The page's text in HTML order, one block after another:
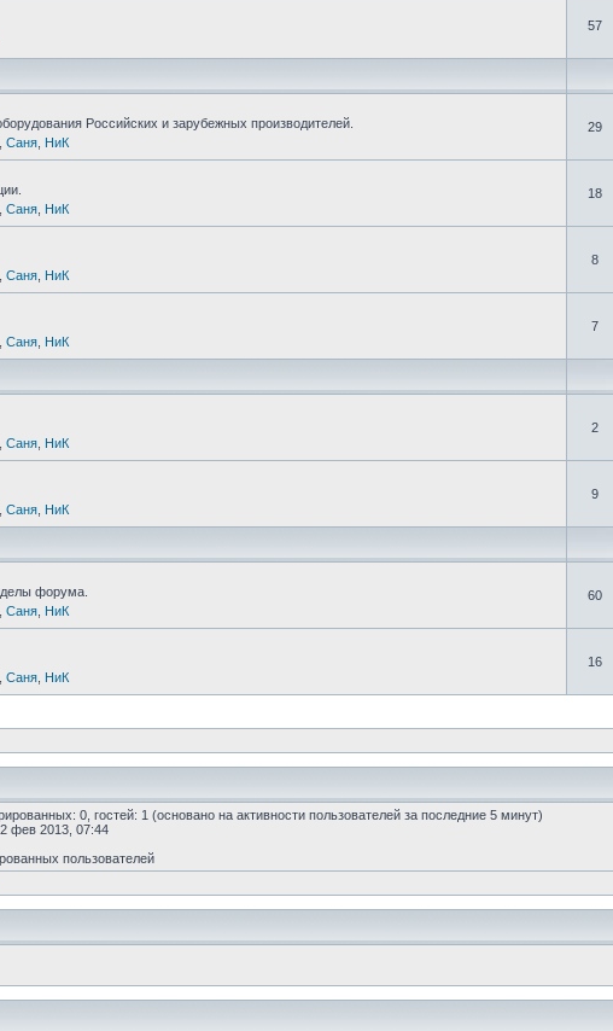
57
Российских и зарубежных производителей.
Саня НиК
29
Саня НиК
18
Саня НиК
8
Саня НиК
7
Саня НиК
2
Саня НиК
9
форума.
Саня НиК
60
Саня НиК
16
0, гостей: 1 (основано на активности пользователей за последние 5 минут)
фев 2013, 07:44
пользователей